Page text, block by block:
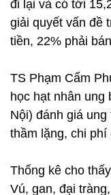
đi lại và có tới
giải quyết vấn đề
tiền, 22% phải
TS Phạm Cẩm
học hạt nhân
Nội) đánh giá
thầm lặng, chi phí
Thống kê cho
Vú, gan, đại